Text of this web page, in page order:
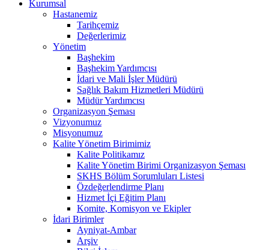
Kurumsal
Hastanemiz
Tarihçemiz
Değerlerimiz
Yönetim
Başhekim
Başhekim Yardımcısı
İdari ve Mali İşler Müdürü
Sağlık Bakım Hizmetleri Müdürü
Müdür Yardımcısı
Organizasyon Şeması
Vizyonumuz
Misyonumuz
Kalite Yönetim Birimimiz
Kalite Politikamız
Kalite Yönetim Birimi Organizasyon Şeması
SKHS Bölüm Sorumluları Listesi
Özdeğerlendirme Planı
Hizmet İçi Eğitim Planı
Komite, Komisyon ve Ekipler
İdari Birimler
Ayniyat-Ambar
Arşiv